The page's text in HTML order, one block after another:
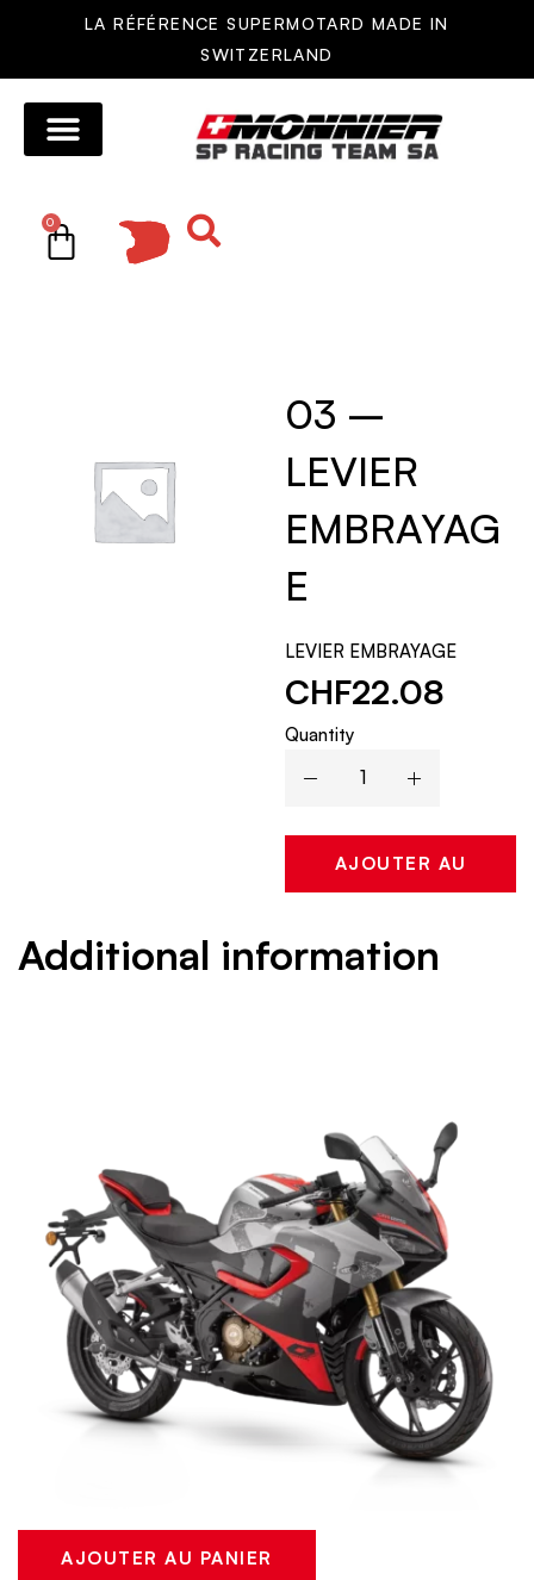
LA RÉFÉRENCE SUPERMOTARD MADE IN
SWITZERLAND
0
03 –
LEVIER
EMBRAYAG
E
LEVIER EMBRAYAGE
CHF22.08
Quantity
AJOUTER AU
Additional information
AJOUTER AU PANIER